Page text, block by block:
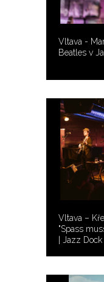
Vltava -
Beatles v
Vltava –
"Spass
| Jazz Dock